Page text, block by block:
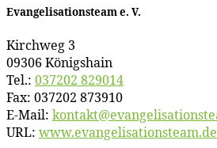
Evan­ge­li­sa­ti­ons­team e. V.
Kirch­weg 3
09306 Königshain
Tel.: 037202 829014
Fax: 037202 873910
E‑Mail:
URL: www​.evan​ge​li​sa​ti​ons​team​.de